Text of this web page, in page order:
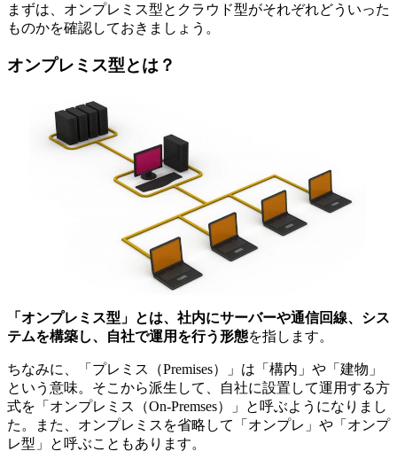
まずは、オンプレミス型とクラウド型がそれぞれどういった
ものかを確認しておきましょう。
オンプレミス型とは？
「オンプレミス型」とは、社内にサーバーや通信回線、シス
テムを構築し、自社で運用を行う形態を指します。
ちなみに、「プレミス（Premises）」は「構内」や「建物」
という意味。そこから派生して、自社に設置して運用する方
式を「オンプレミス（On-Premses）」と呼ぶようになりまし
た。また、オンプレミスを省略して「オンプレ」や「オンプ
レ型」と呼ぶこともあります。